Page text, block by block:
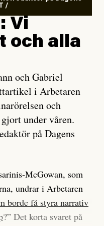
/
Vi
och alla
och Gabriel
i Arbetaren
och
under våren.
på Dagens
McGowan, som
undrar i Arbetaren
borde få styra narrativ
?” Det korta svaret på